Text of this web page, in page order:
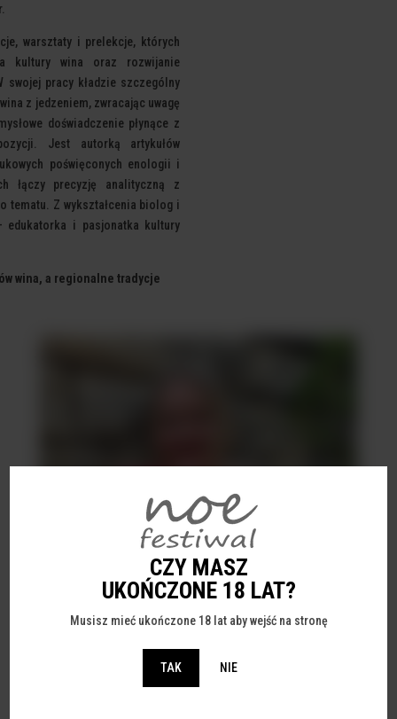
CZY MASZ
UKOŃCZONE 18 LAT?
Musisz mieć ukończone 18 lat aby wejść na stronę
TAK NIE
warsztaty i prelekcje, których
kultury wina oraz rozwijanie
swojej pracy kładzie szczególny
z jedzeniem, zwracając uwagę
doświadczenie płynące z
Jest autorką artykułów
poświęconych enologii i
łączy precyzję analityczną z
tematu. Z wykształcenia biolog i
edukatorka i pasjonatka kultury
wina, a regionalne tradycje